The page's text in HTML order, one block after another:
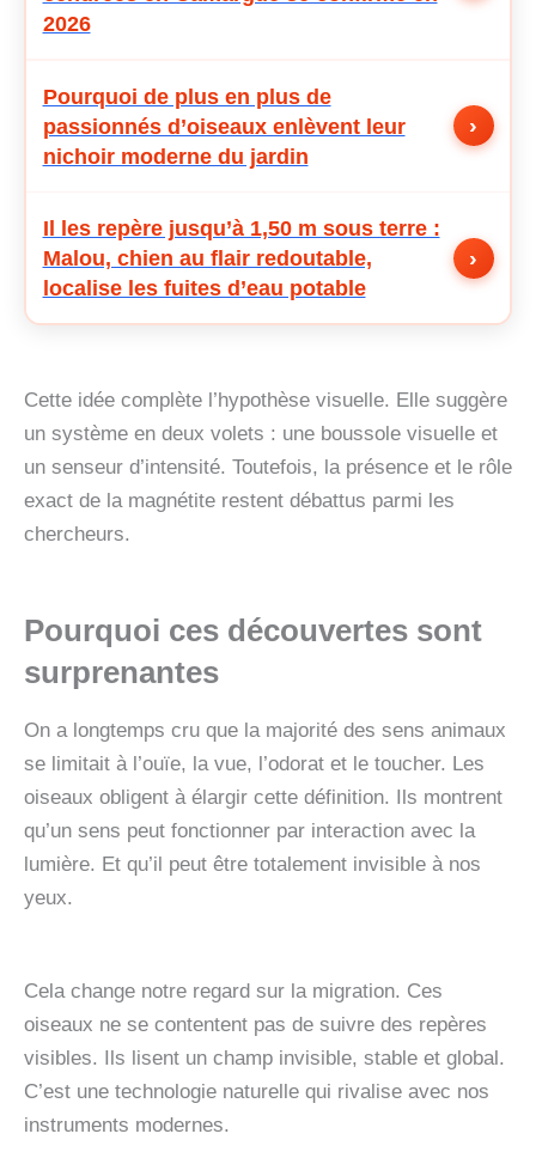
2026
Pourquoi de plus en plus de
passionnés d’oiseaux enlèvent leur
nichoir moderne du jardin
›
Il les repère jusqu’à 1,50 m sous terre :
Malou, chien au flair redoutable,
localise les fuites d’eau potable
›
Cette idée complète l’hypothèse visuelle. Elle suggère
un système en deux volets : une boussole visuelle et
un senseur d’intensité. Toutefois, la présence et le rôle
exact de la magnétite restent débattus parmi les
chercheurs.
Pourquoi ces découvertes sont
surprenantes
On a longtemps cru que la majorité des sens animaux
se limitait à l’ouïe, la vue, l’odorat et le toucher. Les
oiseaux obligent à élargir cette définition. Ils montrent
qu’un sens peut fonctionner par interaction avec la
lumière. Et qu’il peut être totalement invisible à nos
yeux.
Cela change notre regard sur la migration. Ces
oiseaux ne se contentent pas de suivre des repères
visibles. Ils lisent un champ invisible, stable et global.
C’est une technologie naturelle qui rivalise avec nos
instruments modernes.